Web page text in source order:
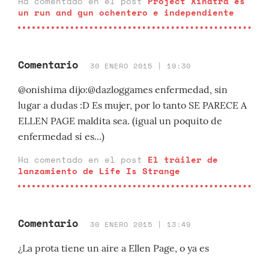
un run and gun ochentero e independiente
Comentario 30 ENERO 2015 | 19:30
@onishima dijo:@dazloggames enfermedad, sin
lugar a dudas :D Es mujer, por lo tanto SE PARECE A
ELLEN PAGE maldita sea. (igual un poquito de
enfermedad sí es...)
Ha comentado en el post El tráiler de
lanzamiento de Life Is Strange
Comentario 30 ENERO 2015 | 13:49
¿La prota tiene un aire a Ellen Page, o ya es